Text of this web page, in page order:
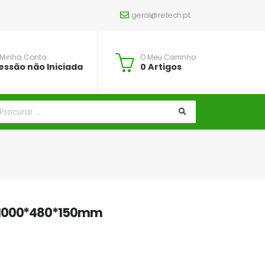
geral@retech.pt
Conta
não Iniciada
O Meu Carrinho
0 Artigos